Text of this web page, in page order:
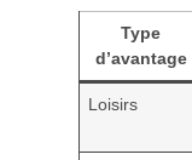
Type
d’avantage
Loisirs